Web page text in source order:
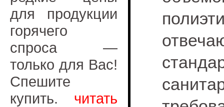
для продукции
горячего
спроса —
только для Вас!
Спешите
купить. читать